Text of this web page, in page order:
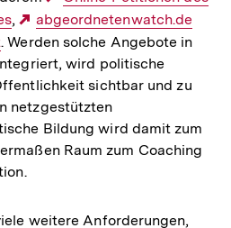
Link:
,
Externer
Link:
abgeordnetenwatch.de
. Werden solche Angebote in
wird politische
sichtbar und zu
netzgestützten
Bildung wird damit zum
Raum zum Coaching
weitere Anforderungen,